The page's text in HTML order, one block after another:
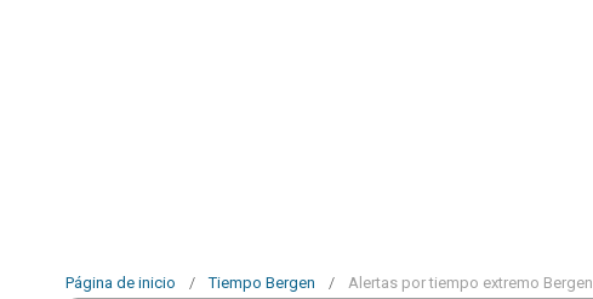
Página de inicio / Tiempo Bergen / Alertas por tiempo extremo Bergen